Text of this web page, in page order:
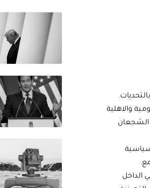
والاهلية
الشجعان
سياسية
الداخل